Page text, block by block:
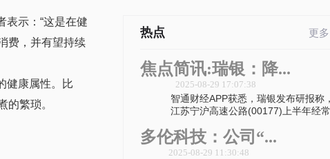
表示：“这是在健
费，并有望持续
健康属性。比
的繁琐。
热点 更多
焦点简讯:瑞银：降...
2025-08-29 17:07:38
智通财经APP获悉，瑞银发布研报称
江苏宁沪高速公路(00177)上半年经常
多伦科技：公司“...
2025-08-29 11:30:48